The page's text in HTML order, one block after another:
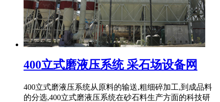
400立式磨液压系统 采石场设备网
400立式磨液压系统从原料的输送,粗细碎加工,到成品料
的分选,400立式磨液压系统在砂石料生产方面的科技研